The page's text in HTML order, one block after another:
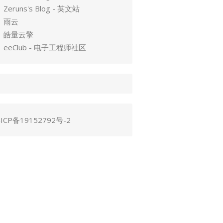
Zeruns's Blog - 英文站
雨云
皓量云擎
eeClub - 电子工程师社区
备19152792号-2